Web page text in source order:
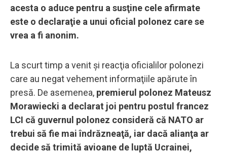
acesta o aduce pentru a susţine cele afirmate
este o declaraţie a unui oficial polonez care se
vrea a fi anonim.
La scurt timp a venit şi reacţia oficialilor polonezi
care au negat vehement informaţiile apărute în
presă. De asemenea, premierul polonez Mateusz
Morawiecki a declarat joi pentru postul francez
LCI că guvernul polonez consideră că NATO ar
trebui să fie mai îndrăzneaţă, iar dacă alianţa ar
decide să trimită avioane de luptă Ucrainei,